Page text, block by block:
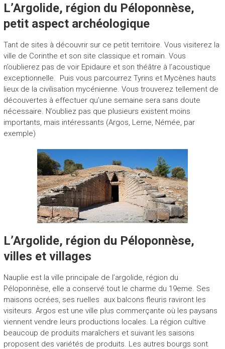
L’Argolide, région du Péloponnèse,
petit aspect archéologique
Tant de sites à découvrir sur ce petit territoire. Vous visiterez la
ville de Corinthe et son site classique et romain. Vous
n’oublierez pas de voir Epidaure et son théâtre à l’acoustique
exceptionnelle. Puis vous parcourrez Tyrins et Mycènes hauts
lieux de la civilisation mycénienne. Vous trouverez tellement de
découvertes à effectuer qu’une semaine sera sans doute
nécessaire. N’oubliez pas que plusieurs existent moins
importants, mais intéressants (Argos, Lerne, Némée, par
exemple)
L’Argolide, région du Péloponnèse,
villes et villages
Nauplie est la ville principale de l’argolide, région du
Péloponnèse, elle a conservé tout le charme du 19eme. Ses
maisons ocrées, ses ruelles aux balcons fleuris raviront les
visiteurs. Argos est une ville plus commerçante où les paysans
viennent vendre leurs productions locales. La région cultive
beaucoup de produits maraîchers et suivant les saisons
proposent des variétés de produits. Les autres bourgs sont